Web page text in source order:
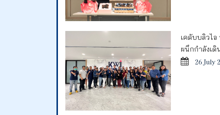
เคดับบลิวไ
ผนึกกำลังเ
26 July